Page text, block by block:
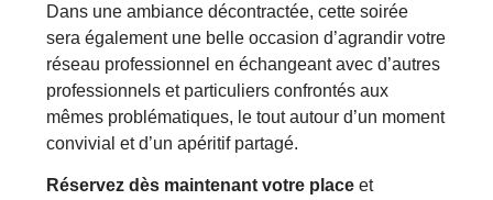
Dans une ambiance décontractée, cette soirée
sera également une belle occasion d’agrandir votre
réseau professionnel en échangeant avec d’autres
professionnels et particuliers confrontés aux
mêmes problématiques, le tout autour d’un moment
convivial et d’un apéritif partagé.
Réservez dès maintenant votre place et